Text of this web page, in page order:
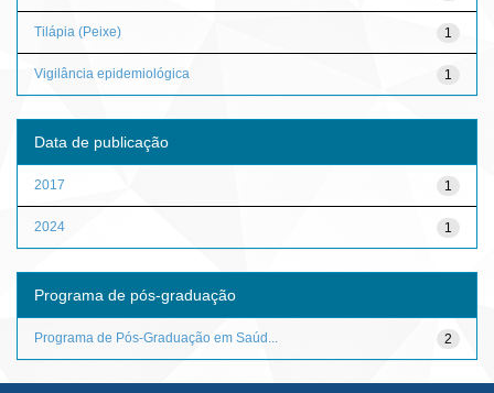
1
Tilápia (Peixe)
1
Vigilância epidemiológica
Data de publicação
1
2017
1
2024
Programa de pós-graduação
2
Programa de Pós-Graduação em Saúd...